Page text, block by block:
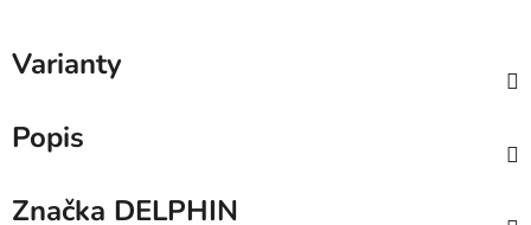
Varianty
Popis
Značka DELPHIN